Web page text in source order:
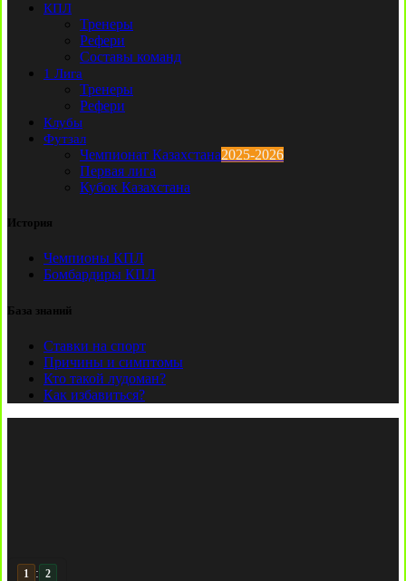
КПЛ
Тренеры
Рефери
Составы команд
1 Лига
Тренеры
Рефери
Клубы
Футзал
Чемпионат Казахстана2025-2026
Первая лига
Кубок Казахстана
История
Чемпионы КПЛ
Бомбардиры КПЛ
База знаний
Ставки на спорт
Причины и симптомы
Кто такой лудоман?
Как избавиться?
2 : 2